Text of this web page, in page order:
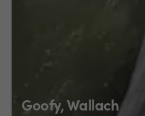
Goofy, Wallach